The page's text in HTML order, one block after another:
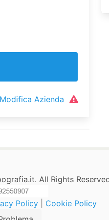
Azienda
All Rights
Policy| Cookie Policy